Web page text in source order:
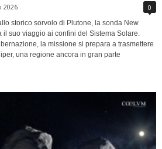
2026 0
storico sorvolo di Plutone, la sonda New
il suo viaggio ai confini del Sistema Solare.
la missione si prepara a trasmettere
una regione ancora in gran parte